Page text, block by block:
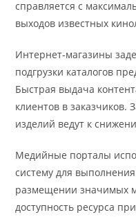
справляется с
выходов известных
Интернет-магазины
подгрузки каталогов
Быстрая выдача
клиентов в заказчиков.
изделий ведут к
Медийные порталы
систему для
размещении значимых
доступность ресурса